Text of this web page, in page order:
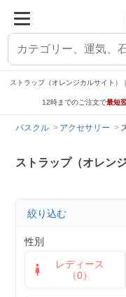
ストラップ（オレンジカルサイト）
12時までのご注文で最短
パスクル アクセサリー
ストラップ（オレン
絞り込む
性別
レディース
（0）